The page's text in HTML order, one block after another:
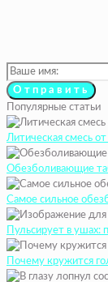
Популярные статьи
Литическая смесь
Обезболивающие
Самое сильное
Пульсирует в ушах:
Почему кружится